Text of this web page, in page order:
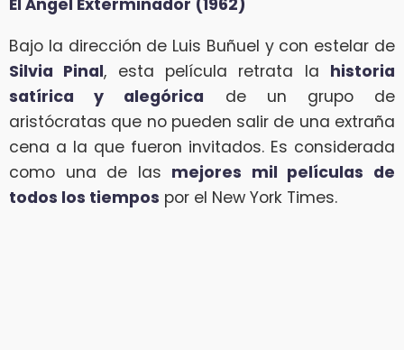
El Ángel Exterminador (1962)
Bajo la dirección de Luis Buñuel y con estelar de
Silvia Pinal, esta película retrata la historia
satírica y alegórica de un grupo de
aristócratas que no pueden salir de una extraña
cena a la que fueron invitados. Es considerada
como una de las mejores mil películas de
todos los tiempos por el New York Times.